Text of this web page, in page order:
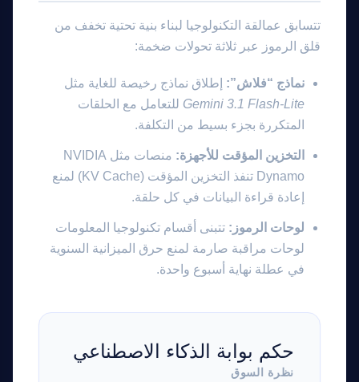
تتسابق عمالقة التكنولوجيا لبناء بنية تحتية تخفف من
قلق الرموز عبر ثلاثة تحولات ضخمة:
نماذج “فلاش”: إطلاق نماذج رخيصة للغاية مثل
Gemini 3.1 Flash-Lite للتعامل مع الحلقات
المتكررة بجزء بسيط من التكلفة.
التخزين المؤقت للأجهزة:
منصات مثل NVIDIA
Dynamo تنفذ التخزين المؤقت (KV Cache) لمنع
إعادة قراءة البيانات في كل حلقة.
لوحات الرموز: تتبنى أقسام تكنولوجيا المعلومات
لوحات مراقبة صارمة لمنع حرق الميزانية السنوية
في عطلة نهاية أسبوع واحدة.
حكم بوابة الذكاء الاصطناعي
نظرة السوق